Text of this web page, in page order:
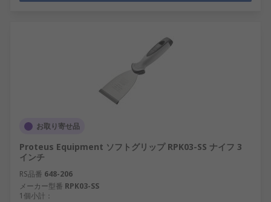
お取り寄せ品
Proteus Equipment ソフトグリップ RPK03-SS ナイフ 3
インチ
RS品番 648-206
メーカー型番 RPK03-SS
1個小計：